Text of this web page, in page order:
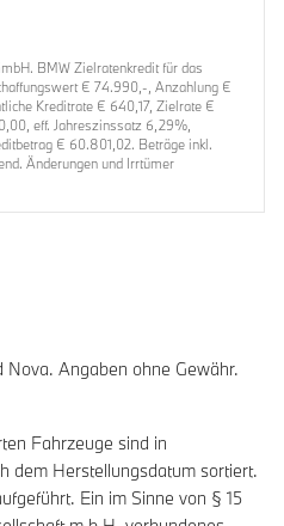
BMW Zielratenkredit für das
€ 74.990,-, Anzahlung €
Kreditrate € 640,17, Zielrate €
eff. Jahreszinssatz 6,29%,
€ 60.801,02. Beträge inkl.
Änderungen und Irrtümer
Angaben ohne Gewähr.
Fahrzeuge sind in
dem Herstellungsdatum sortiert.
Ein im Sinne von § 15